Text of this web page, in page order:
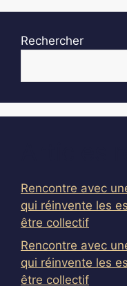
Rechercher
Rencontre avec
qui réinvente les
être collectif
Rencontre avec
qui réinvente les
être collectif